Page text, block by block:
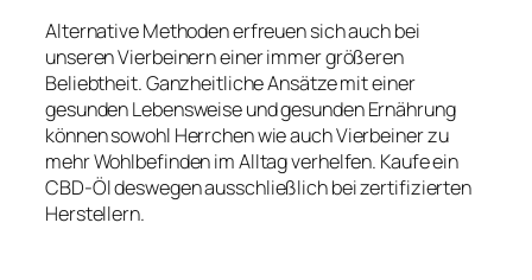
Alternative Methoden erfreuen sich auch bei
unseren Vierbeinern einer immer größeren
Beliebtheit. Ganzheitliche Ansätze mit einer
gesunden Lebensweise und gesunden Ernährung
können sowohl Herrchen wie auch Vierbeiner zu
mehr Wohlbefinden im Alltag verhelfen. Kaufe ein
CBD-Öl deswegen ausschließlich bei zertifizierten
Herstellern.